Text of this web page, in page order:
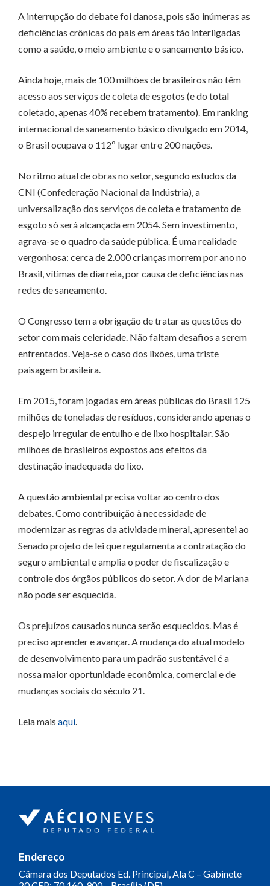
A interrupção do debate foi danosa, pois são inúmeras as
deficiências crônicas do país em áreas tão interligadas
como a saúde, o meio ambiente e o saneamento básico.
Ainda hoje, mais de 100 milhões de brasileiros não têm
acesso aos serviços de coleta de esgotos (e do total
coletado, apenas 40% recebem tratamento). Em ranking
internacional de saneamento básico divulgado em 2014,
o Brasil ocupava o 112º lugar entre 200 nações.
No ritmo atual de obras no setor, segundo estudos da
CNI (Confederação Nacional da Indústria), a
universalização dos serviços de coleta e tratamento de
esgoto só será alcançada em 2054. Sem investimento,
agrava-se o quadro da saúde pública. É uma realidade
vergonhosa: cerca de 2.000 crianças morrem por ano no
Brasil, vítimas de diarreia, por causa de deficiências nas
redes de saneamento.
O Congresso tem a obrigação de tratar as questões do
setor com mais celeridade. Não faltam desafios a serem
enfrentados. Veja-se o caso dos lixões, uma triste
paisagem brasileira.
Em 2015, foram jogadas em áreas públicas do Brasil 125
milhões de toneladas de resíduos, considerando apenas o
despejo irregular de entulho e de lixo hospitalar. São
milhões de brasileiros expostos aos efeitos da
destinação inadequada do lixo.
A questão ambiental precisa voltar ao centro dos
debates. Como contribuição à necessidade de
modernizar as regras da atividade mineral, apresentei ao
Senado projeto de lei que regulamenta a contratação do
seguro ambiental e amplia o poder de fiscalização e
controle dos órgãos públicos do setor. A dor de Mariana
não pode ser esquecida.
Os prejuízos causados nunca serão esquecidos. Mas é
preciso aprender e avançar. A mudança do atual modelo
de desenvolvimento para um padrão sustentável é a
nossa maior oportunidade econômica, comercial e de
mudanças sociais do século 21.
Leia mais aqui.
Endereço
Câmara dos Deputados Ed. Principal, Ala C – Gabinete